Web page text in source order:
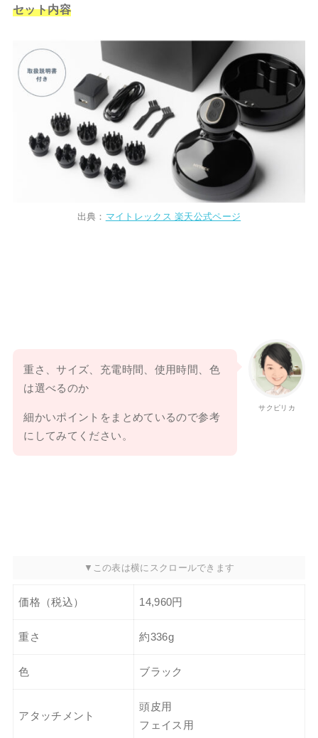
セット内容
出典： マイトレックス 楽天公式ページ
サクピリカ
重さ、サイズ、充電時間、使用時間、色
は選べるのか
細かいポイントをまとめているので参考
にしてみてください。
価格（税込） 14,960円
重さ 約336g
色 ブラック
アタッチメント
頭皮用
フェイス用